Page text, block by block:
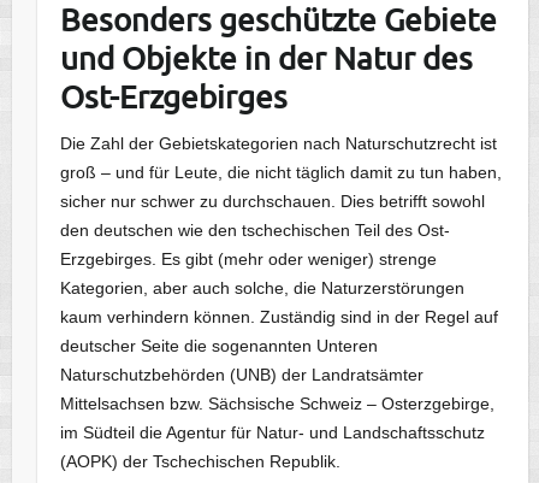
Besonders geschützte Gebiete
und Objekte in der Natur des
Ost-Erzgebirges
Die Zahl der Gebietskategorien nach Naturschutzrecht ist
groß – und für Leute, die nicht täglich damit zu tun haben,
sicher nur schwer zu durchschauen. Dies betrifft sowohl
den deutschen wie den tschechischen Teil des Ost-
Erzgebirges. Es gibt (mehr oder weniger) strenge
Kategorien, aber auch solche, die Naturzerstörungen
kaum verhindern können. Zuständig sind in der Regel auf
deutscher Seite die sogenannten Unteren
Naturschutzbehörden (UNB) der Landratsämter
Mittelsachsen bzw. Sächsische Schweiz – Osterzgebirge,
im Südteil die Agentur für Natur- und Landschaftsschutz
(AOPK) der Tschechischen Republik.